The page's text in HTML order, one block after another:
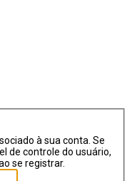
à sua conta. Se
de controle do usuário,
se registrar.